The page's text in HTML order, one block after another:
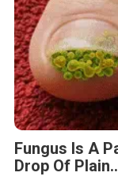
Fungus Is A
Drop Of